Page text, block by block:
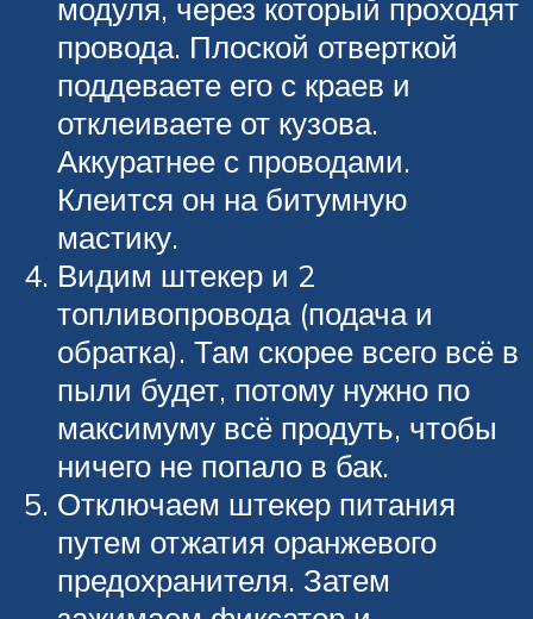
модуля, через который проходят
провода. Плоской отверткой
поддеваете его с краев и
отклеиваете от кузова.
Аккуратнее с проводами.
Клеится он на битумную
мастику.
Видим штекер и 2
топливопровода (подача и
обратка). Там скорее всего всё в
пыли будет, потому нужно по
максимуму всё продуть, чтобы
ничего не попало в бак.
Отключаем штекер питания
путем отжатия оранжевого
предохранителя. Затем